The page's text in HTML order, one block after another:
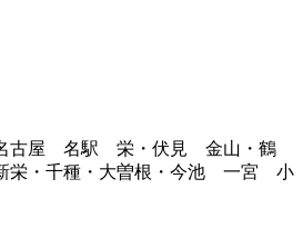
古屋 名駅 栄・伏見 金山・鶴
栄・千種・大曽根・今池 一宮 小